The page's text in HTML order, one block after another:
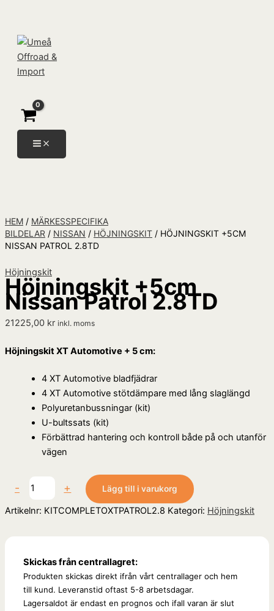
innehåll
HEM / MÄRKESSPECIFIKA
BILDELAR / NISSAN / HÖJNINGSKIT / HÖJNINGSKIT +5CM
NISSAN PATROL 2.8TD
Höjningskit
Höjningskit +5cm
Nissan Patrol 2.8TD
21225,00 kr inkl. moms
Höjningskit XT Automotive + 5 cm:
4 XT Automotive bladfjädrar
4 XT Automotive stötdämpare med lång slaglängd
Polyuretanbussningar (kit)
U-bultssats (kit)
Förbättrad hantering och kontroll både på och utanför
vägen
-
Nissan
Patrol
2.8TD
mängd
+ Lägg till i varukorg
Artikelnr: KITCOMPLETOXTPATROL2.8 Kategori: Höjningskit
Skickas från centrallagret:
Produkten skickas direkt ifrån vårt centrallager och hem
till kund. Leveranstid oftast 5-8 arbetsdagar.
Lagersaldot är endast en prognos och ifall varan är slut